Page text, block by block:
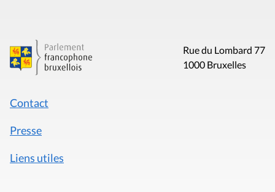
Rue du Lombard 77
1000 Bruxelles
Contact
Presse
Liens utiles